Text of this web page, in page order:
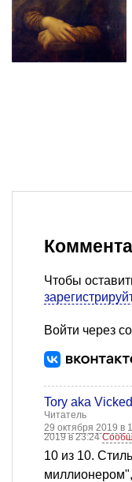
Чтобы
Войти через
Tory aka Vicked
Читатель
29 октября 2019 в
2019 в 23:24
10 из 10.
миллионером",